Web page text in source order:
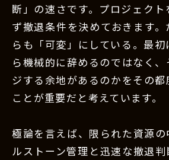
断」の速さです。プロジェク
ず撤退条件を決めておきます
らも「可変」にしている。最
ら機械的に辞めるのではなく
ジする余地があるのかをその
ことが重要だと考えています。
極論を言えば、限られた資源
ルストーン管理と迅速な撤退